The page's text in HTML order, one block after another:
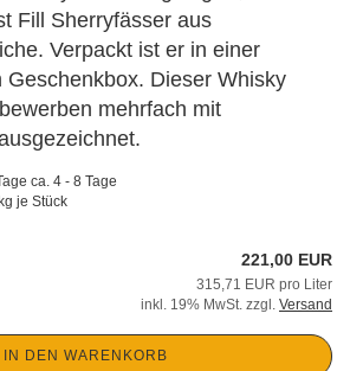
Fill Sherryfässer aus
Verpackt ist er in einer
Geschenkbox. Dieser Whisky
mehrfach mit
ca. 4 - 8 Tage
kg je Stück
221,00 EUR
315,71 EUR pro Liter
inkl. 19% MwSt. zzgl. Versand
IN DEN WARENKORB